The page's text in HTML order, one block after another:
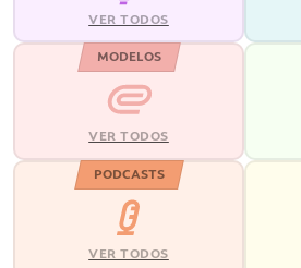
VER TODOS
MODELOS
VER TODOS
PODCASTS
VER TODOS